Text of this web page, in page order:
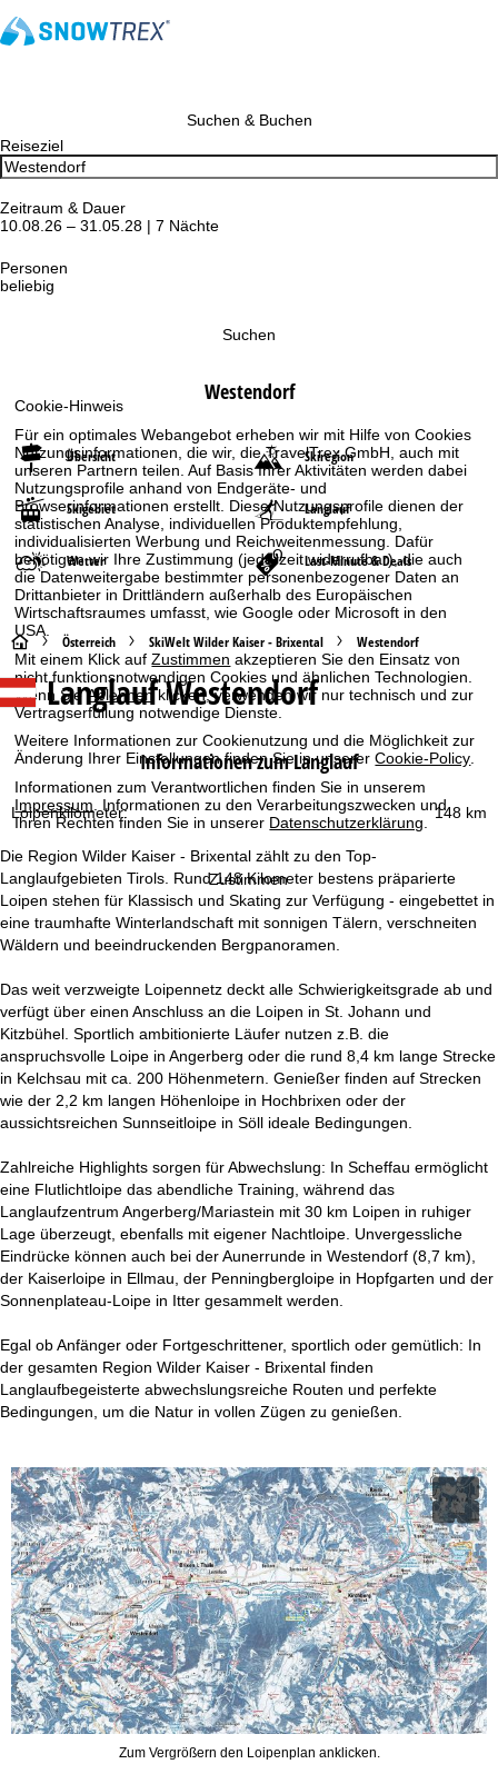
Cookie-Hinweis
Für ein optimales Webangebot erheben wir mit Hilfe von Cookies
Nutzungsinformationen, die wir, die TravelTrex GmbH, auch mit
unseren Partnern teilen. Auf Basis Ihrer Aktivitäten werden dabei
Nutzungsprofile anhand von Endgeräte- und
Browserinformationen erstellt. Diese Nutzungsprofile dienen der
statistischen Analyse, individuellen Produktempfehlung,
individualisierten Werbung und Reichweitenmessung. Dafür
benötigen wir Ihre Zustimmung (jederzeit widerrufbar), die auch
die Datenweitergabe bestimmter personenbezogener Daten an
Drittanbieter in Drittländern außerhalb des Europäischen
Wirtschaftsraumes umfasst, wie Google oder Microsoft in den
USA.
Mit einem Klick aufZustimmen akzeptieren Sie den Einsatz von
nicht funktionsnotwendigen Cookies und ähnlichen Technologien.
Wenn SieAblehnenklicken, verwenden wir nur technisch und zur
Vertragserfüllung notwendige Dienste.
Weitere Informationen zur Cookienutzung und die Möglichkeit zur
Änderung Ihrer Einstellungen finden Sie in unsererCookie-Policy
Informationen zum Verantwortlichen finden Sie in unserem
Impressum . Informationen zu den Verarbeitungszwecken und
Ihren Rechten finden Sie in unserer Datenschutzerklärung
Zustimmen
Suchen & Buchen
Reiseziel
Zeitraum & Dauer
10.08.26 – 31.05.28 | 7 Nächte
Personen
beliebig
Suchen
Westendorf
Übersicht Skiregion
Skigebiet Langlauf
Wetter Last-Minute & Deals
S
t
a
t
t
e
Österreich SkiWelt Wilder Kaiser - Brixental Westendorf
Langlauf Westendorf
Informationen zum Langlauf
148 km
Loipenkilometer:
Die Region Wilder Kaiser - Brixental zählt zu den Top-
Langlaufgebieten Tirols. Rund 148 Kilometer bestens präparierte
Loipen stehen für Klassisch und Skating zur Verfügung - eingebettet in
eine traumhafte Winterlandschaft mit sonnigen Tälern, verschneiten
Wäldern und beeindruckenden Bergpanoramen.
Das weit verzweigte Loipennetz deckt alle Schwierigkeitsgrade ab und
verfügt über einen Anschluss an die Loipen in St. Johann und
Kitzbühel. Sportlich ambitionierte Läufer nutzen z.B. die
anspruchsvolle Loipe in Angerberg oder die rund 8,4 km lange Strecke
in Kelchsau mit ca. 200 Höhenmetern. Genießer finden auf Strecken
wie der 2,2 km langen Höhenloipe in Hochbrixen oder der
aussichtsreichen Sunnseitloipe in Söll ideale Bedingungen.
Zahlreiche Highlights sorgen für Abwechslung: In Scheffau ermöglicht
eine Flutlichtloipe das abendliche Training, während das
Langlaufzentrum Angerberg/Mariastein mit 30 km Loipen in ruhiger
Lage überzeugt, ebenfalls mit eigener Nachtloipe. Unvergessliche
Eindrücke können auch bei der Aunerrunde in Westendorf (8,7 km),
der Kaiserloipe in Ellmau, der Penningbergloipe in Hopfgarten und der
Sonnenplateau-Loipe in Itter gesammelt werden.
Egal ob Anfänger oder Fortgeschrittener, sportlich oder gemütlich: In
der gesamten Region Wilder Kaiser - Brixental finden
Langlaufbegeisterte abwechslungsreiche Routen und perfekte
Bedingungen, um die Natur in vollen Zügen zu genießen.
Zum Vergrößern den Loipenplan anklicken.